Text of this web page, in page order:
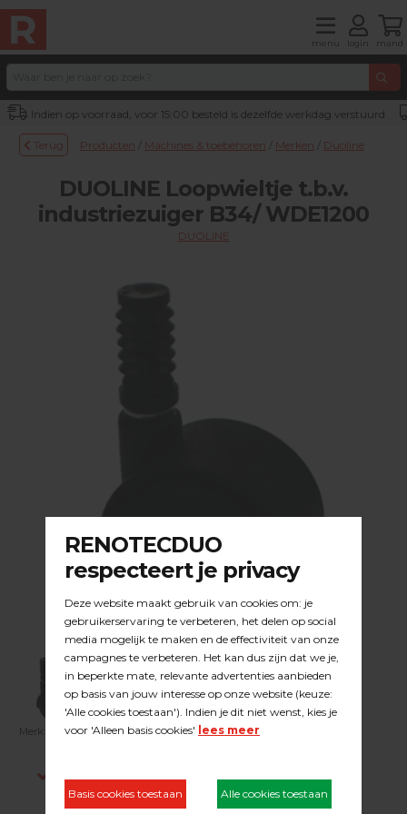
menu login mand
Indien op voorraad, voor 15:00 besteld is dezelfde werkdag verstuurd
Terug Producten / Machines & toebehoren / Merken / Duoline
DUOLINE Loopwieltje t.b.v.
industriezuiger B34/ WDE1200
DUOLINE
Merk: DUOLINE| Artikelnummer:23.25.012
Indien op voorraad, voor 15:00 besteld is
dezelfde werkdag verstuurd.